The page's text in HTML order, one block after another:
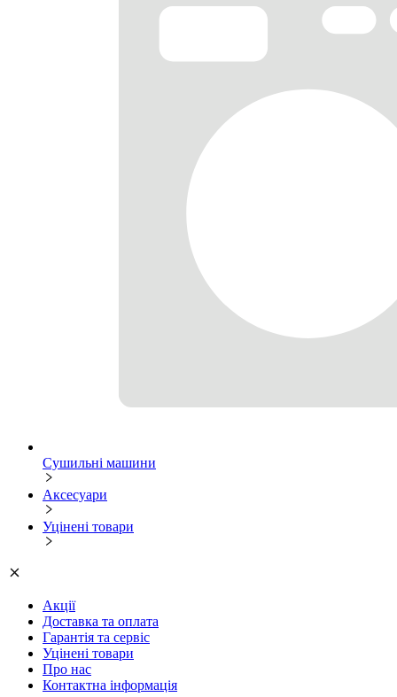
Сушильні машини
Аксесуари
Уцінені товари
Акції
Доставка та оплата
Гарантія та сервіс
Уцінені товари
Про нас
Контактна інформація